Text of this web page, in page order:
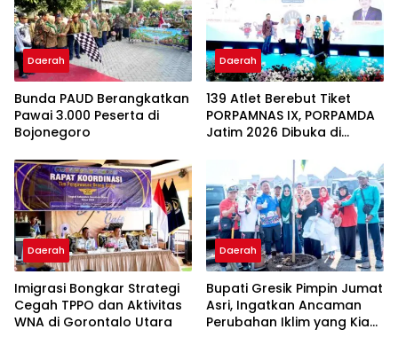
Daerah
Bunda PAUD Berangkatkan
Pawai 3.000 Peserta di
Bojonegoro
Daerah
139 Atlet Berebut Tiket
PORPAMNAS IX, PORPAMDA
Jatim 2026 Dibuka di
Daerah
Imigrasi Bongkar Strategi
Cegah TPPO dan Aktivitas
WNA di Gorontalo Utara
Daerah
Bupati Gresik Pimpin Jumat
Asri, Ingatkan Ancaman
Perubahan Iklim yang Kian